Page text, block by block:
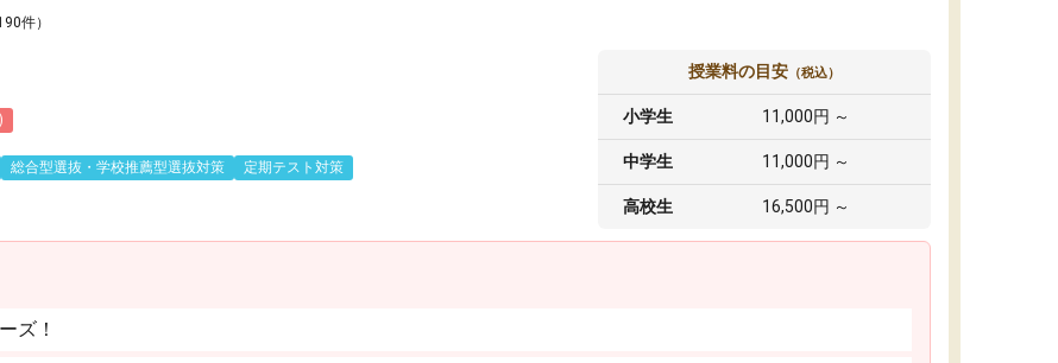
件）
総合型選抜・学校推薦型選抜対策 定期テスト対策
授業料の目安 （税込）
小学生 11,000円 ～
中学生 11,000円 ～
高校生 16,500円 ～
ズ！